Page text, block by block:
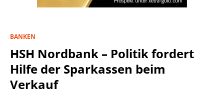
BANKEN
HSH Nordbank – Politik fordert
Hilfe der Sparkassen beim
Verkauf